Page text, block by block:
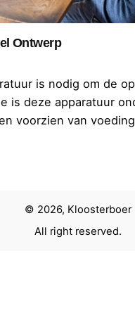
Ontwerp
is nodig om de
is deze apparatuur
voorzien van
© 2026, Kloosterboer
All right reserved.